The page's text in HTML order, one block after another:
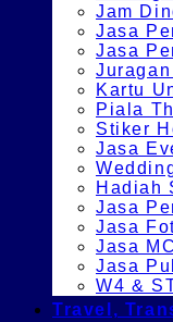
Jam
Jasa
Jasa
Kartu
Piala
Stiker
Jasa
Hadiah
Jasa
Jasa
Jasa MC
Jasa
W4 &
Travel,